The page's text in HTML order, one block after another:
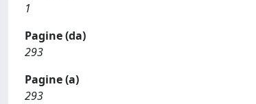
1
Pagine (da)
293
Pagine (a)
293